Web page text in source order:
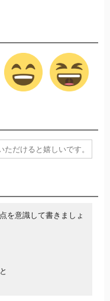
を意識して書きましょ